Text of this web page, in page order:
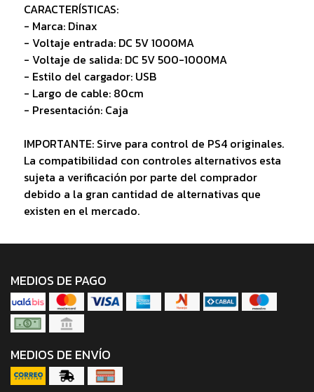
CARACTERÍSTICAS:
- Marca: Dinax
- Voltaje entrada: DC 5V 1000MA
- Voltaje de salida: DC 5V 500-1000MA
- Estilo del cargador: USB
- Largo de cable: 80cm
- Presentación: Caja
IMPORTANTE: Sirve para control de PS4 originales.
La compatibilidad con controles alternativos esta
sujeta a verificación por parte del comprador
debido a la gran cantidad de alternativas que
existen en el mercado.
MEDIOS DE PAGO
MEDIOS DE ENVÍO